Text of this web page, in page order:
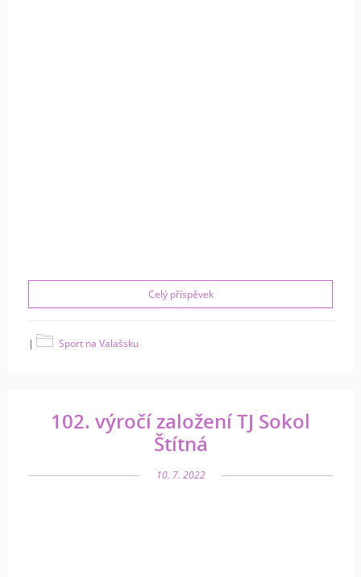
Celý příspěvek
| Sport na Valašsku
102. výročí založení TJ Sokol
Štítná
10. 7. 2022